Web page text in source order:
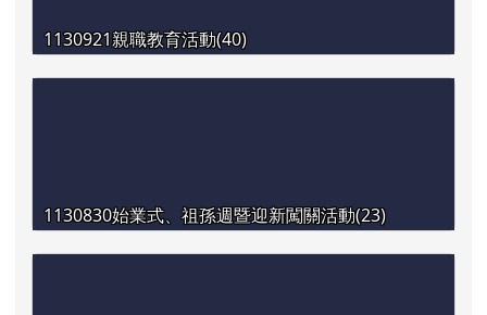
1130921親職教育活動(40)
1130830始業式、祖孫週暨迎新闖關活動(23)